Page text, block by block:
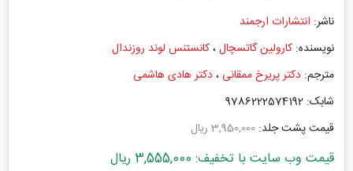
ناشر: انتشارات ارجمند
نویسنده: کارولین گاتسچال،کانستنس لوند روزندال
مترجم: دکتر پریرخ ممقانی ،دکتر هادی هاشمی
شابک: 9786222574192
قیمت پشت جلد: 3,950,000 ریال
قیمت وب سایت با تخفیف: 3,555,000 ریال